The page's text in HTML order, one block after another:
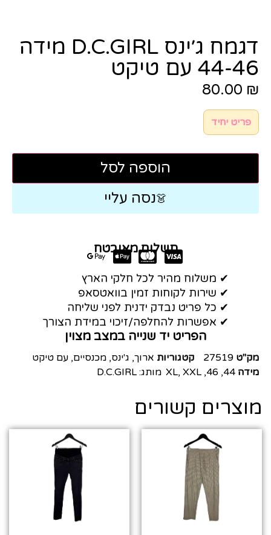
דגמח ג׳ינס D.C.GIRL מידה
44-46 עם טיקט
80.00 ₪
פריט יחיד
הוספה לסל
👗נסה עליי
תשלום מאובטח
✔ משלוח מהיר לכל חלקי הארץ
✔ שירות לקוחות זמין בוואטסאפ
✔ כל פריט נבדק ידנית לפני שליחה
✔ אפשרות להחלפה/זיכוי במידת הצורך
הפריט יד שנייה במצב מצוין
מק"ט 27519 קטגוריות ארוך, ג'ינס, מכנסיים, עם טיקט
מידה 44
,
46
,
XL, XXL מותג:D.C.GIRL
מוצרים קשורים